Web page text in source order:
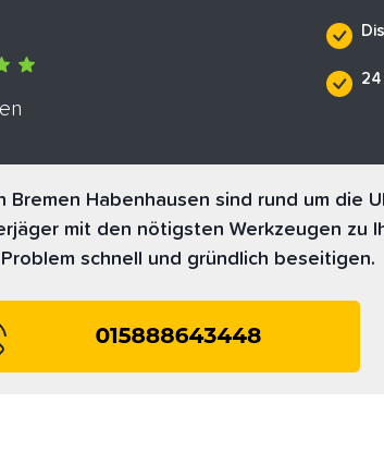
24
Bremen Habenhausen sind rund um die
mit den nötigsten Werkzeugen zu
schnell und gründlich beseitigen.